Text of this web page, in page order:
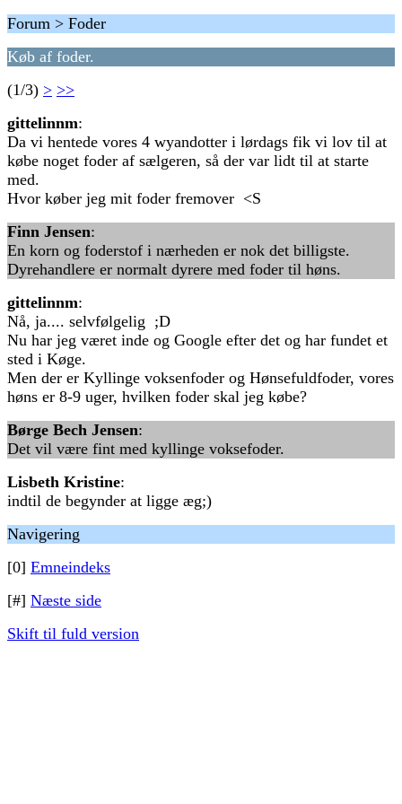
Forum > Foder
Køb af foder.
(1/3) > >>
gittelinnm:
Da vi hentede vores 4 wyandotter i lørdags fik vi lov til at
købe noget foder af sælgeren, så der var lidt til at starte
med.
Hvor køber jeg mit foder fremover <S
Finn Jensen:
En korn og foderstof i nærheden er nok det billigste.
Dyrehandlere er normalt dyrere med foder til høns.
gittelinnm:
Nå, ja.... selvfølgelig ;D
Nu har jeg været inde og Google efter det og har fundet et
sted i Køge.
Men der er Kyllinge voksenfoder og Hønsefuldfoder, vores
høns er 8-9 uger, hvilken foder skal jeg købe?
Børge Bech Jensen:
Det vil være fint med kyllinge voksefoder.
Lisbeth Kristine:
indtil de begynder at ligge æg;)
Navigering
[0] Emneindeks
[#] Næste side
Skift til fuld version